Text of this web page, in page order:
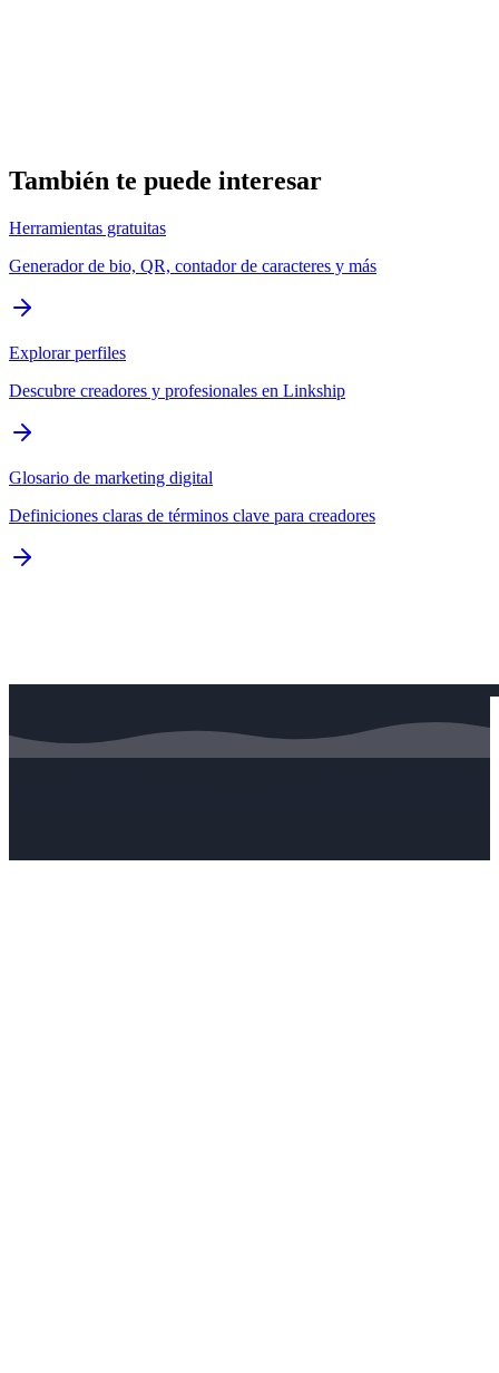
También te puede interesar
Herramientas gratuitas
Generador de bio, QR, contador de caracteres y más
Explorar perfiles
Descubre creadores y profesionales en Linkship
Glosario de marketing digital
Definiciones claras de términos clave para creadores